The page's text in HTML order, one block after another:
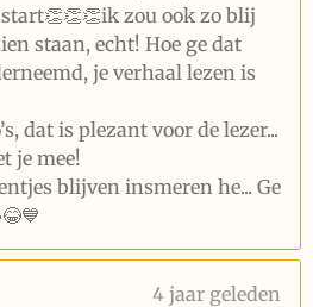
zou ook zo blij
staan, echt! Hoe ge dat
je verhaal lezen is
dat is plezant voor de lezer...
je mee!
blijven insmeren he... Ge
4 jaar geleden